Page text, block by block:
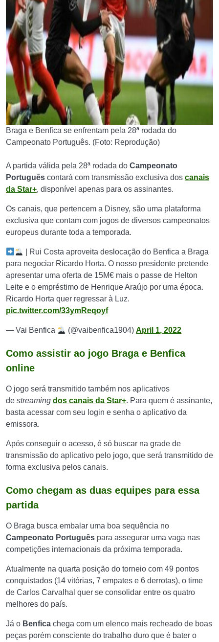
Braga e Benfica se enfrentam pela 28ª rodada do
Campeonato Português. (Foto: Reprodução)
A partida válida pela 28ª rodada do Campeonato
Português contará com transmissão exclusiva dos canais
da Star+, disponível apenas para os assinantes.
Os canais, que pertencem a Disney, são uma plataforma
exclusiva que contam com jogos de diversos campeonatos
europeus durante toda a temporada.
| Rui Costa aproveita deslocação do Benfica a Braga
para negociar Ricardo Horta. O nosso presidente pretende
apresentar uma oferta de 15M€ mais o passe de Helton
Leite e o empréstimo de Henrique Araújo por uma época.
Ricardo Horta quer regressar à Luz.
pic.twitter.com/33ymReqoyf
— Vai Benfica (@vaibenfica1904)April 1, 2022
Como assistir ao jogo Braga e Benfica
online
O jogo será transmitido também nos aplicativos
de streaming dos canais da Star+. Para quem é assinante,
basta acessar com seu login e senha o aplicativo da
emissora.
Após conseguir o acesso, é só buscar na grade de
transmissão do aplicativo pelo jogo, que será transmitido de
forma exclusiva pelos canais.
Como chegam as duas equipes para essa
partida
O Braga busca embalar uma boa sequência no
Campeonato Português para assegurar uma vaga nas
competições internacionais da próxima temporada.
Atualmente na quarta posição do torneio com 49 pontos
conquistados (14 vitórias, 7 empates e 6 derrotas), o time
de Carlos Carvalhal quer se consolidar entre os quatro
melhores do país.
Já o Benfica chega com um elenco mais recheado de boas
peças porém consciente do trabalho duro que é bater o